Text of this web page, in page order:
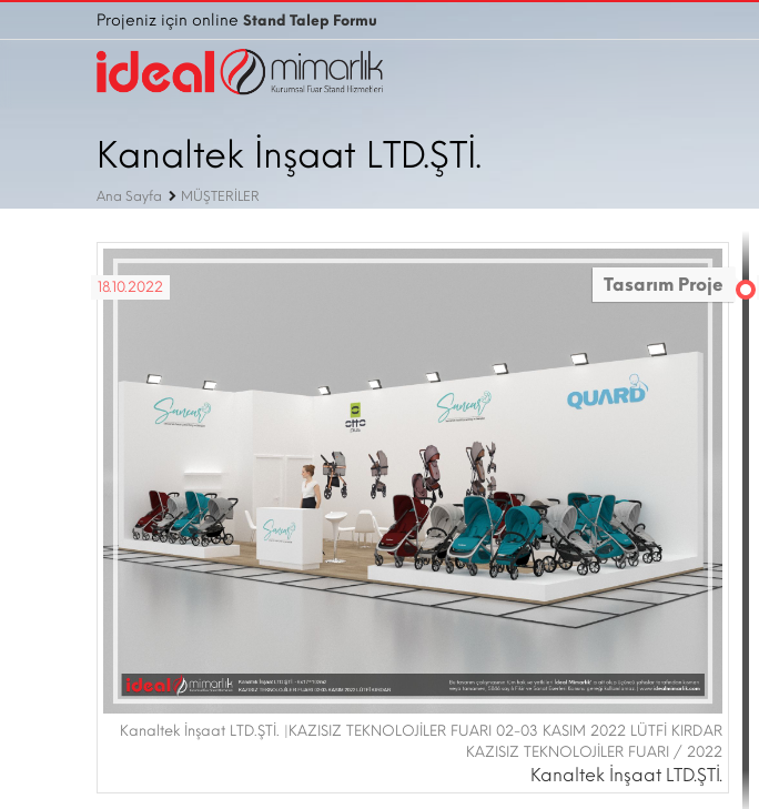
Projeniz için online Stand Talep Formu
Kanaltek İnşaat LTD.ŞTİ.
Ana Sayfa MÜŞTERİLER
Tasarım Proje
18.10.2022
Kanaltek İnşaat LTD.ŞTİ. |KAZISIZ TEKNOLOJİLER FUARI 02-03 KASIM 2022 LÜTFİ KIRDAR
KAZISIZ TEKNOLOJİLER FUARI / 2022
Kanaltek İnşaat LTD.ŞTİ.